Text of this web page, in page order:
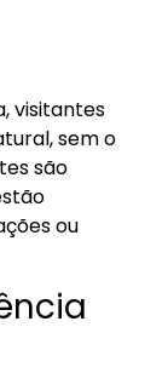
visitantes
sem o
são
ou